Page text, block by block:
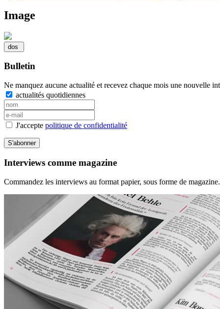
Image
Bulletin
Ne manquez aucune actualité et recevez chaque mois une nouvelle
actualités quotidiennes
J'accepte politique de confidentialité
S'abonner
Interviews comme magazine
Commandez les interviews au format papier, sous forme de magazine.